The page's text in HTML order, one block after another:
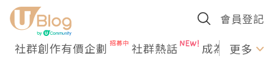
會員登記
社群創作有價企劃 社群熱話 成為U更多